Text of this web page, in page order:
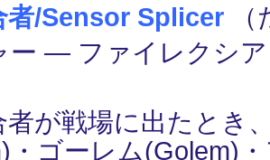
者/Sensor Splicer
ー ― ファイレクシ
者が戦場に出たとき
・ゴーレム(Golem)